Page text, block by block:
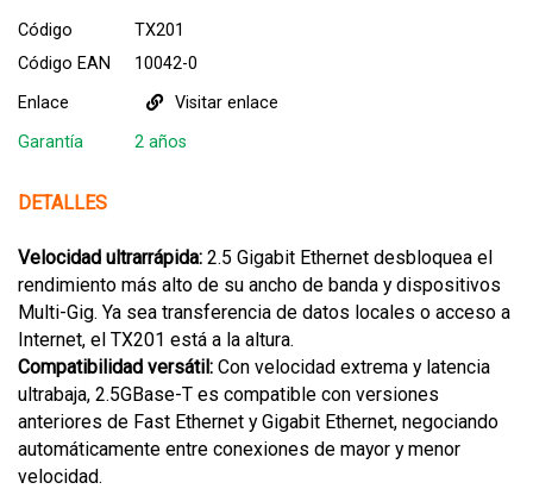
Código
TX201
Código EAN
10042-0
Enlace
Visitar enlace
Garantía
2 años
DETALLES
Velocidad ultrarrápida: 2.5 Gigabit Ethernet desbloquea el
rendimiento más alto de su ancho de banda y dispositivos
Multi-Gig. Ya sea transferencia de datos locales o acceso a
Internet, el TX201 está a la altura.
Compatibilidad versátil: Con velocidad extrema y latencia
ultrabaja, 2.5GBase-T es compatible con versiones
anteriores de Fast Ethernet y Gigabit Ethernet, negociando
automáticamente entre conexiones de mayor y menor
velocidad.